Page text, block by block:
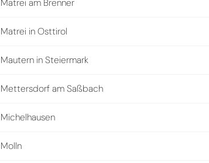
Matrei am Brenner
Matrei in Osttirol
Mautern in Steiermark
Mettersdorf am Saßbach
Michelhausen
Molln